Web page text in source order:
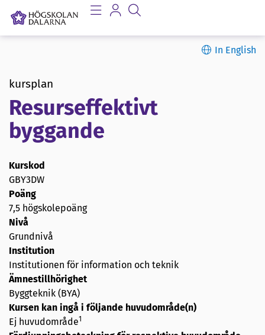
In English
kursplan
Resurseffektivt
byggande
Kurskod
GBY3DW
Poäng
7,5 högskolepoäng
Nivå
Grundnivå
Institution
Institutionen för information och teknik
Ämnestillhörighet
Byggteknik (BYA)
Kursen kan ingå i följande huvudområde(n)
Ej huvudområde1